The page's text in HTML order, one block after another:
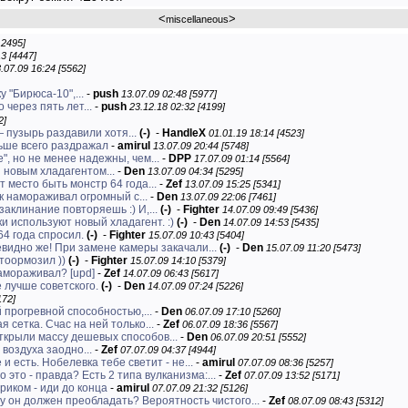
<miscellaneous>
[4447]
16:24 [5562]
"Бирюса-10",... - push 13.07.09 02:48 [5977]
пять лет... - push 23.12.18 02:32 [4199]
раздавили хотя... (-) - HandleX 01.01.19 18:14 [4523]
всего раздражал - amirul 13.07.09 20:44 [5748]
но не менее надежны, чем... - DPP 17.07.09 01:14 [5564]
хладагентом... - Den 13.07.09 04:34 [5295]
место быть монстр 64 года... - Zef 13.07.09 15:25 [5341]
намораживал огромный с... - Den 13.07.09 22:06 [7461]
повторяешь :) И,... (-) - Fighter 14.07.09 09:49 [5436]
используют новый хладагент. :) (-) - Den 14.07.09 14:53 [5435]
года спросил. (-) - Fighter 15.07.09 10:43 [5404]
же! При замене камеры закачали... (-) - Den 15.07.09 11:20 [5473]
)) (-) - Fighter 15.07.09 14:10 [5379]
[upd] - Zef 14.07.09 06:43 [5617]
советского. (-) - Den 14.07.09 07:24 [5226]
способностью,... - Den 06.07.09 17:10 [5260]
сетка. Счас на ней только... - Zef 06.07.09 18:36 [5567]
массу дешевых способов... - Den 06.07.09 20:51 [5552]
заодно... - Zef 07.07.09 04:37 [4944]
есть. Нобелевка тебе светит - не... - amirul 07.07.09 08:36 [5257]
это - правда? Есть 2 типа вулканизма:... - Zef 07.07.09 13:52 [5171]
- иди до конца - amirul 07.07.09 21:32 [5126]
он должен преобладать? Вероятность чистого... - Zef 08.07.09 08:43 [5312]